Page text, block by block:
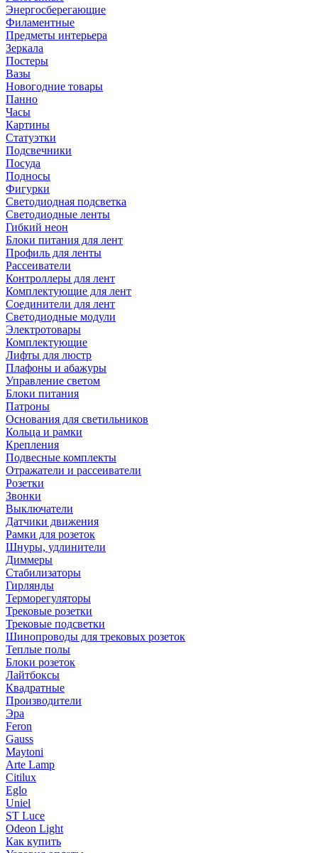
Энергосберегающие
Филаментные
Предметы интерьера
Зеркала
Постеры
Вазы
Новогодние товары
Панно
Часы
Картины
Статуэтки
Подсвечники
Посуда
Подносы
Фигурки
Светодиодная подсветка
Светодиодные ленты
Гибкий неон
Блоки питания для лент
Профиль для ленты
Рассеиватели
Контроллеры для лент
Комплектующие для лент
Соединители для лент
Светодиодные модули
Электротовары
Комплектующие
Лифты для люстр
Плафоны и абажуры
Управление светом
Блоки питания
Патроны
Основания для светильников
Кольца и рамки
Крепления
Подвесные комплекты
Отражатели и рассеиватели
Розетки
Звонки
Выключатели
Датчики движения
Рамки для розеток
Шнуры, удлинители
Диммеры
Стабилизаторы
Гирлянды
Терморегуляторы
Трековые розетки
Трековые подсветки
Шинопроводы для трековых розеток
Теплые полы
Блоки розеток
Лайтбоксы
Квадратные
Производители
Эра
Feron
Gauss
Maytoni
Arte Lamp
Citilux
Eglo
Uniel
ST Luce
Odeon Light
Как купить